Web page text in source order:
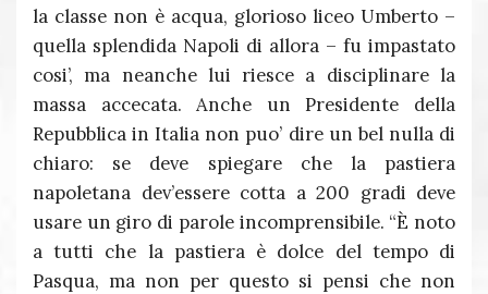
la classe non è acqua, glorioso liceo Umberto –
quella splendida Napoli di allora – fu impastato
cosi’, ma neanche lui riesce a disciplinare la
massa accecata. Anche un Presidente della
Repubblica in Italia non puo’ dire un bel nulla di
chiaro: se deve spiegare che la pastiera
napoletana dev’essere cotta a 200 gradi deve
usare un giro di parole incomprensibile. “È noto
a tutti che la pastiera è dolce del tempo di
Pasqua, ma non per questo si pensi che non